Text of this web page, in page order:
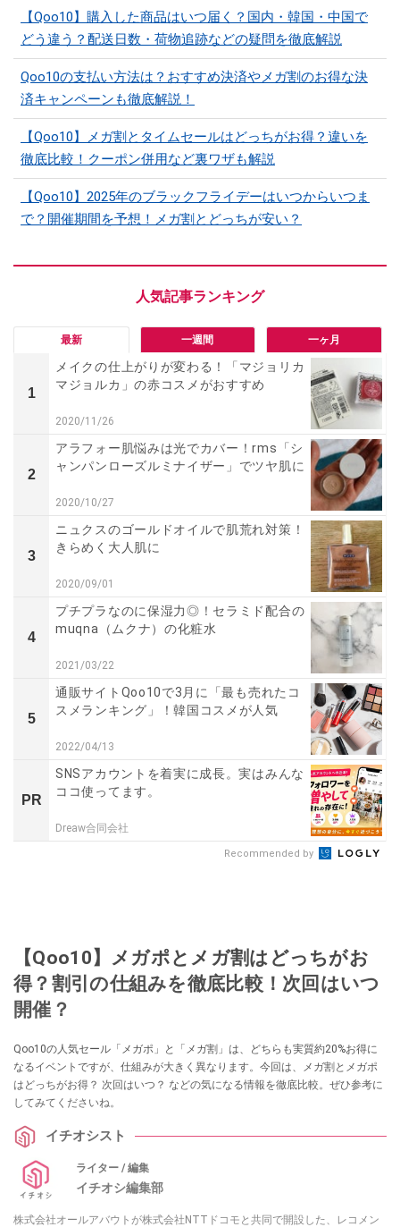
【Qoo10】購入した商品はいつ届く？国内・韓国・中国で
どう違う？配送日数・荷物追跡などの疑問を徹底解説
Qoo10の支払い方法は？おすすめ決済やメガ割のお得な決
済キャンペーンも徹底解説！
【Qoo10】メガ割とタイムセールはどっちがお得？違いを
徹底比較！クーポン併用など裏ワザも解説
【Qoo10】2025年のブラックフライデーはいつからいつま
で？開催期間を予想！メガ割とどっちが安い？
最新 一週間 一ヶ月
1
メイクの仕上がりが変わる！「マジョリカ
マジョルカ」の赤コスメがおすすめ
2020/11/26
2
アラフォー肌悩みは光でカバー！rms「シ
ャンパンローズルミナイザー」でツヤ肌に
2020/10/27
3
ニュクスのゴールドオイルで肌荒れ対策！
きらめく大人肌に
2020/09/01
4
プチプラなのに保湿力◎！セラミド配合の
muqna（ムクナ）の化粧水
2021/03/22
5
通販サイトQoo10で3月に「最も売れたコ
スメランキング」！韓国コスメが人気
2022/04/13
PR
SNSアカウントを着実に成長。実はみんな
ココ使ってます。
Dreaw合同会社
Recommended by
【Qoo10】メガポとメガ割はどっちがお
得？割引の仕組みを徹底比較！次回はいつ
開催？
Qoo10の人気セール「メガポ」と「メガ割」は、どちらも実質約20%お得に
なるイベントですが、仕組みが大きく異なります。今回は、メガ割とメガポ
はどっちがお得？ 次回はいつ？ などの気になる情報を徹底比較。ぜひ参考に
してみてくださいね。
イチオシスト
ライター / 編集
イチオシ編集部
株式会社オールアバウトが株式会社NTTドコモと共同で開設した、レコメン